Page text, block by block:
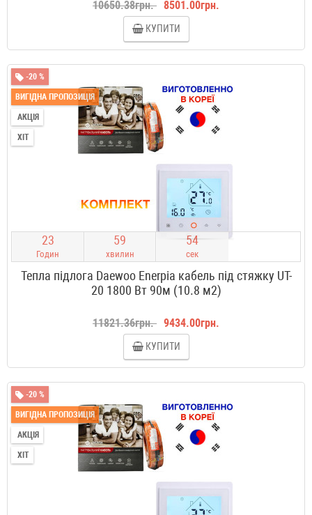
10650.38грн. 8501.00грн.
КУПИТИ
-20 %
ВИГІДНА ПРОПОЗИЦІЯ
АКЦІЯ
ХІТ
23
Годин
59
хвилин
53
сек
Тепла підлога Daewoo Enerpia кабель під стяжку UT-
20 1800 Вт 90м (10.8 м2)
11821.36грн. 9434.00грн.
КУПИТИ
-20 %
ВИГІДНА ПРОПОЗИЦІЯ
АКЦІЯ
ХІТ